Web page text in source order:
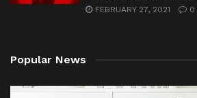
FEBRUARY 27, 2021
0
Popular News